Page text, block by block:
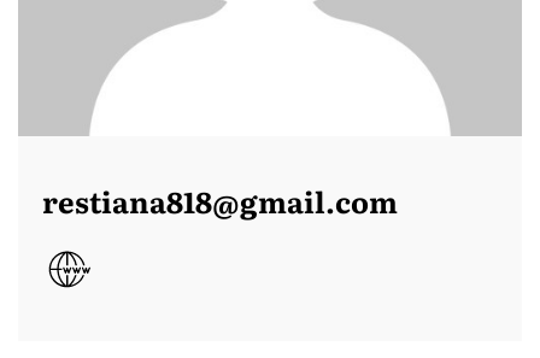
restiana818@gmail.com